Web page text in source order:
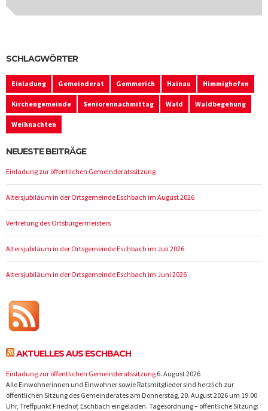
SCHLAGWÖRTER
Einladung Gemeinderat Gemmerich Hainau Himmighofen
Kirchengemeinde Seniorennachmittag Wald Waldbegehung
Weihnachten
NEUESTE BEITRÄGE
Einladung zur öffentlichen Gemeinderatssitzung
Altersjubiläum in der Ortsgemeinde Eschbach im August 2026
Vertretung des Ortsbürgermeisters
Altersjubiläum in der Ortsgemeinde Eschbach im Juli 2026
Altersjubiläum in der Ortsgemeinde Eschbach im Juni 2026
AKTUELLES AUS ESCHBACH
Einladung zur öffentlichen Gemeinderatssitzung 6. August 2026
Alle Einwohnerinnen und Einwohner sowie Ratsmitglieder sind herzlich zur
öffentlichen Sitzung des Gemeinderates am Donnerstag, 20. August 2026 um 19.00
Uhr, Treffpunkt Friedhof, Eschbach eingeladen. Tagesordnung – öffentliche Sitzung: